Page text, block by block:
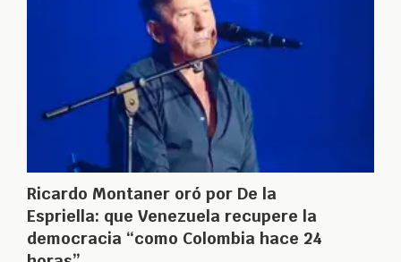
Ricardo Montaner oró por De la
Espriella: que Venezuela recupere la
democracia “como Colombia hace 24